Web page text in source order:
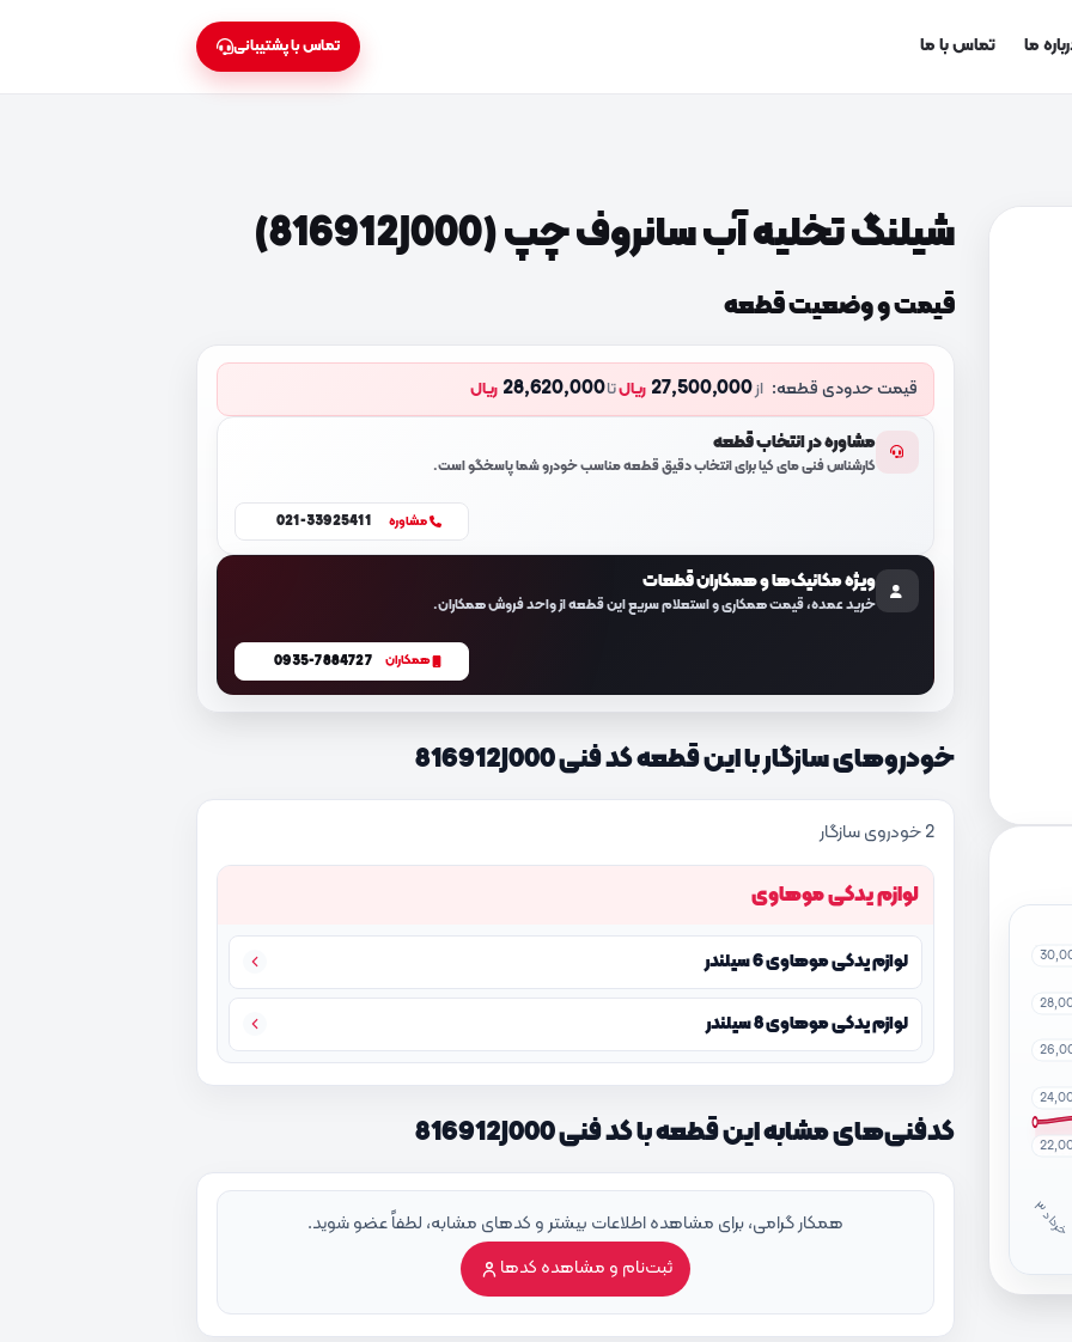
ما تماس با ما تماس با پشتیبانی
خ
ر
داد
۳
شیلنگ تخلیه آب سانروف چپ (816912J000)
قیمت و وضعیت قطعه
قیمت حدودی قطعه: از27,500,000 ریالتا28,620,000 ریال
مشاوره در انتخاب قطعه
کارشناس فنی مای کیا برای انتخاب دقیق قطعه مناسب خودرو شما پاسخگو است.
مشاوره 021-33925411
ویژه مکانیک‌ها و همکاران قطعات
خرید عمده، قیمت همکاری و استعلام سریع این قطعه از واحد فروش همکاران.
همکاران 0935-7884727
خودروهای سازگار با این قطعه کد فنی 816912J000
2 خودروی سازگار
لوازم یدکی موهاوی
لوازم یدکی موهاوی 6 سیلندر
لوازم یدکی موهاوی 8 سیلندر
کدفنی‌های مشابه این قطعه با کد فنی 816912J000
همکار گرامی، برای مشاهده اطلاعات بیشتر و کدهای مشابه، لطفاً عضو شوید.
ثبت‌نام و مشاهده کدها